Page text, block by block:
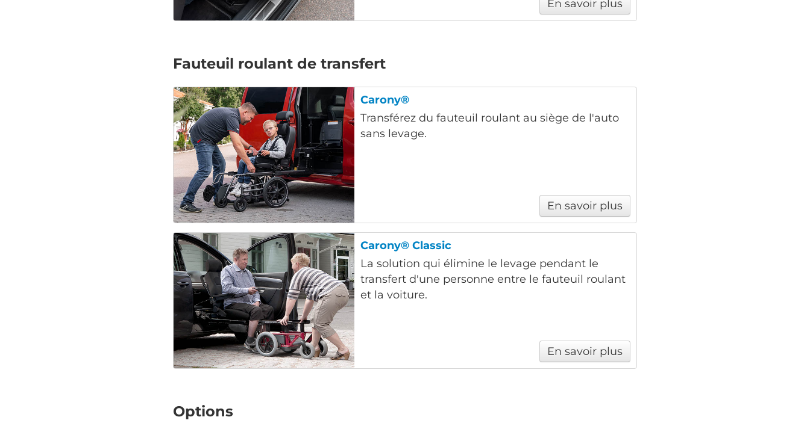
En savoir plus
Fauteuil roulant de transfert
Carony®
Transférez du fauteuil roulant au siège de l'auto
sans levage.
En savoir plus
Carony® Classic
La solution qui élimine le levage pendant le
transfert d'une personne entre le fauteuil roulant
et la voiture.
En savoir plus
Options